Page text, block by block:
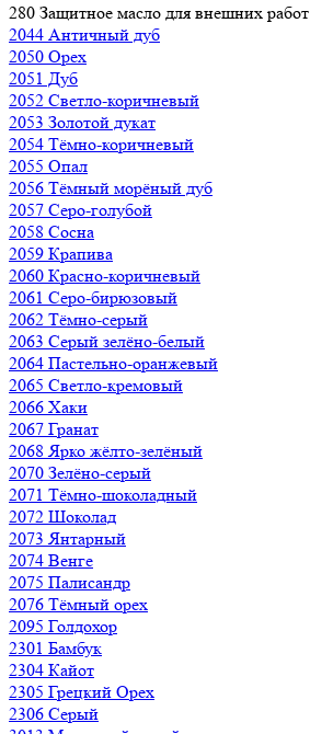
280 Защитное масло для внешних работ
2044 Античный дуб
2050 Орех
2051 Дуб
2052 Светло-коричневый
2053 Золотой дукат
2054 Тёмно-коричневый
2055 Опал
2056 Тёмный морёный дуб
2057 Серо-голубой
2058 Сосна
2059 Крапива
2060 Красно-коричневый
2061 Серо-бирюзовый
2062 Тёмно-серый
2063 Серый зелёно-белый
2064 Пастельно-оранжевый
2065 Светло-кремовый
2066 Хаки
2067 Гранат
2068 Ярко жёлто-зелёный
2070 Зелёно-серый
2071 Тёмно-шоколадный
2072 Шоколад
2073 Янтарный
2074 Венге
2075 Палисандр
2076 Тёмный орех
2095 Голдохор
2301 Бамбук
2304 Кайот
2305 Грецкий Орех
2306 Серый